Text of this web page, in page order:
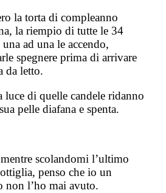
la torta di compleanno
la riempio di tutte le 34
ad una le accendo,
spegnere prima di arrivare
da letto.
di quelle candele ridanno
pelle diafana e spenta.
scolandomi l’ultimo
penso che io un
non l’ho mai avuto.